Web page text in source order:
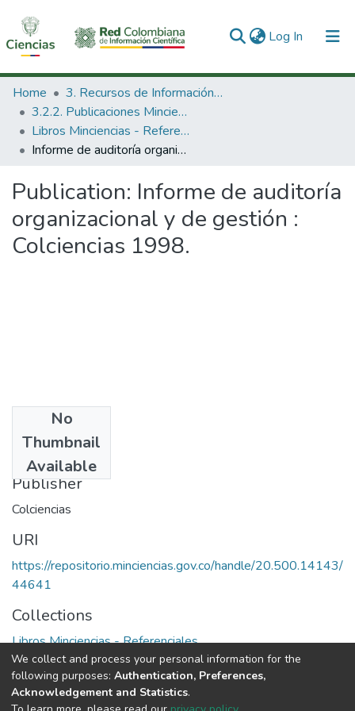
Log In (current)
Communities & Collections
All of DSpace
Statistics
Home
3. Recursos de Información Científica y Tecnológica
3.2.2. Publicaciones Minciencias
Libros Minciencias - Referenciales
Informe de auditoría organizacional y de gestión : Colciencias 1998.
Publication: Informe de auditoría
organizacional y de gestión :
Colciencias 1998.
No
Thumbnail
Available
1998
Publisher
Colciencias
URI
https://repositorio.minciencias.gov.co/handle/20.500.14143/
44641
Collections
Libros Minciencias - Referenciales
Full item page
We collect and process your personal information for the
following purposes: Authentication, Preferences,
Acknowledgement and Statistics.